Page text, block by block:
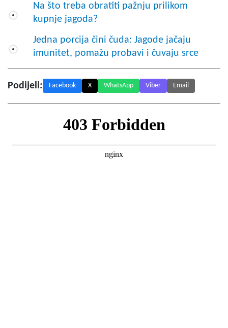
Na što treba obratiti pažnju prilikom
kupnje jagoda?
Jedna porcija čini čuda: Jagode jačaju
imunitet, pomažu probavi i čuvaju srce
Podijeli: Facebook X WhatsApp Viber Email